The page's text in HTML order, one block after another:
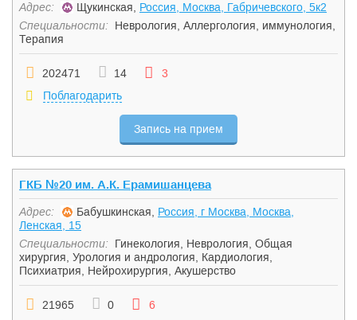
Адрес: Щукинская, Россия, Москва, Габричевского, 5к2
Специальности:
Неврология Аллергология, иммунология
Терапия
202471 14
3
Поблагодарить
Запись на прием
ГКБ №20 им. А.К. Ерамишанцева
Адрес: Бабушкинская, Россия, г Москва, Москва,
Ленская, 15
Специальности:
Гинекология Неврология Общая
хирургия Урология и андрология Кардиология
Психиатрия
Нейрохирургия Акушерство
21965 0
6